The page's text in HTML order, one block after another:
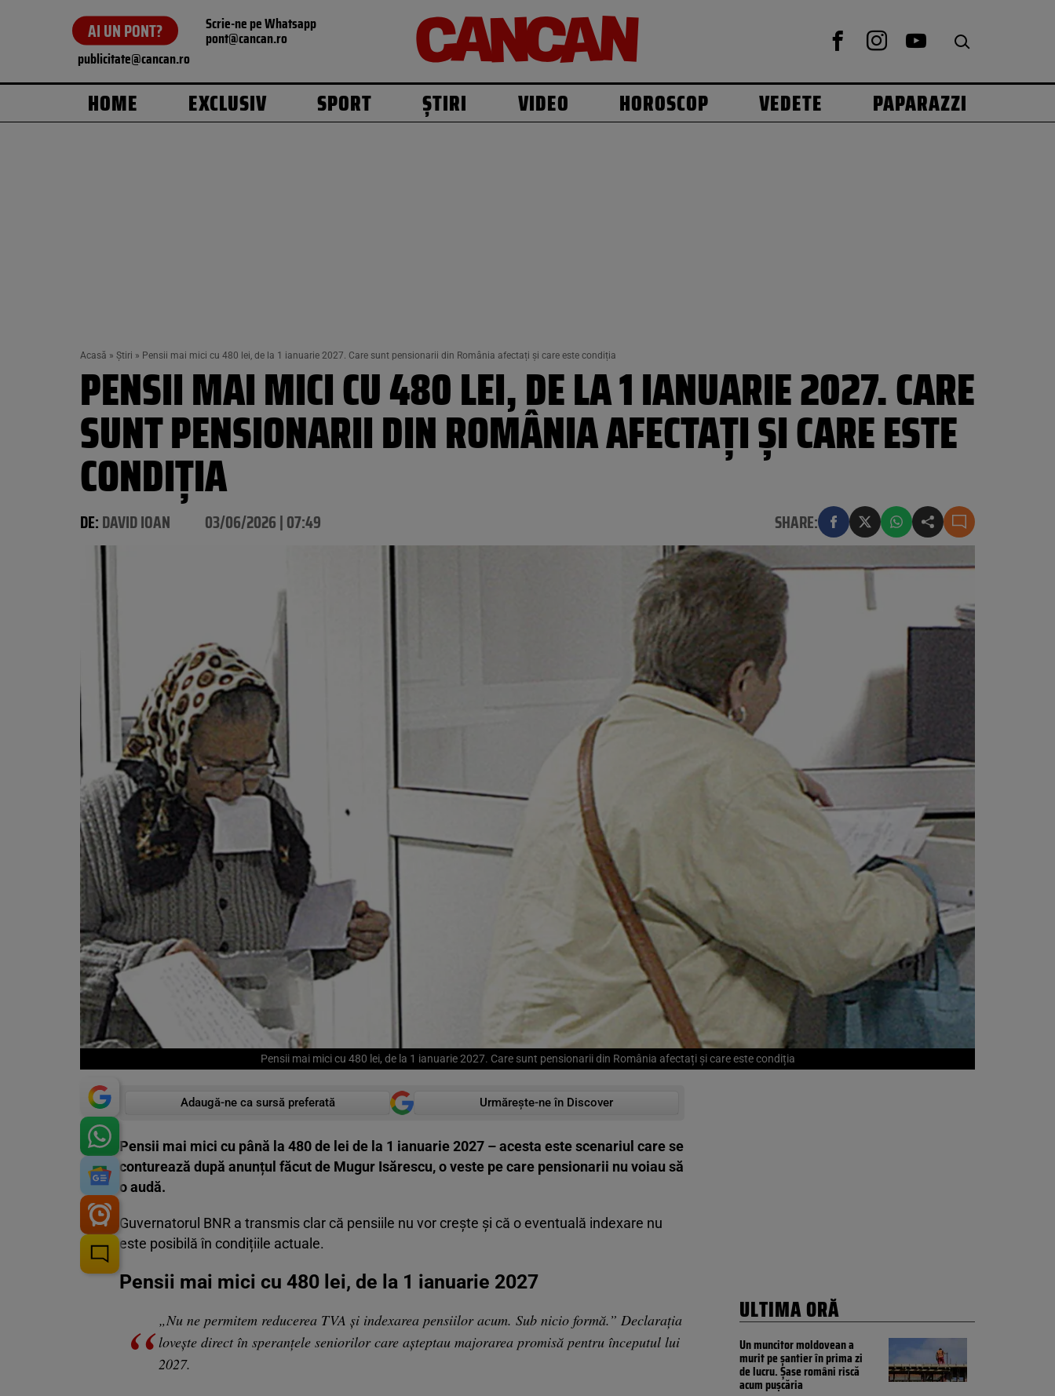
AI UN PONT? Scrie-ne pe Whatsapp
pont@cancan.ro
publicitate@cancan.ro
HOME EXCLUSIV SPORT ȘTIRI VIDEO HOROSCOP VEDETE PAPARAZZI
Acasă » Știri » Pensii mai mici cu 480 lei, de la 1 ianuarie 2027. Care sunt pensionarii din România afectați și care este condiția
PENSII MAI MICI CU 480 LEI, DE LA 1 IANUARIE 2027. CARE
SUNT PENSIONARII DIN ROMÂNIA AFECTAȚI ȘI CARE ESTE
CONDIȚIA
DE:DAVID IOAN 03/06/2026 | 07:49 SHARE:
Pensii mai mici cu 480 lei, de la 1 ianuarie 2027. Care sunt pensionarii din România afectați și care este condiția
Adaugă-ne ca sursă preferată Urmărește-ne în Discover
Pensii mai mici cu până la 480 de lei de la 1 ianuarie 2027 – acesta este scenariul care se
conturează după anunțul făcut de Mugur Isărescu, o veste pe care pensionarii nu voiau să
o audă.
Guvernatorul BNR a transmis clar că pensiile nu vor crește și că o eventuală indexare nu
este posibilă în condițiile actuale.
Pensii mai mici cu 480 lei, de la 1 ianuarie 2027
„Nu ne permitem reducerea TVA şi indexarea pensiilor acum. Sub nicio formă.” Declarația
lovește direct în speranțele seniorilor care așteptau majorarea promisă pentru începutul lui
2027.
ULTIMA ORĂ
Un muncitor moldovean a
murit pe șantier în prima zi
de lucru. Șase români riscă
acum pușcăria